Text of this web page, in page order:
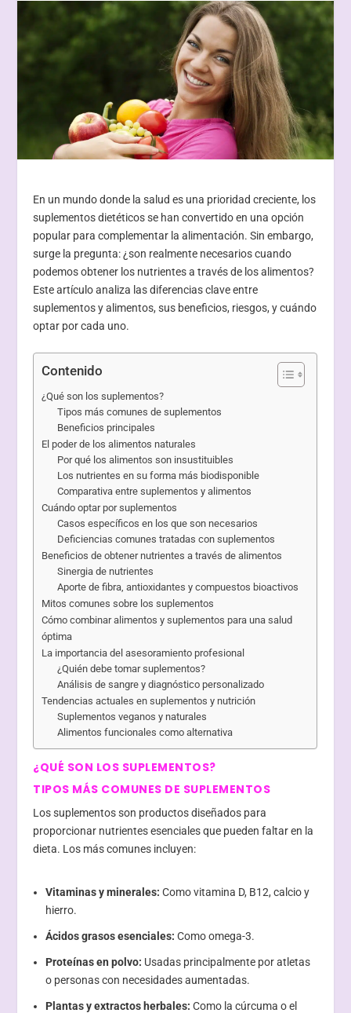
En un mundo donde la salud es una prioridad creciente, los
suplementos dietéticos se han convertido en una opción
popular para complementar la alimentación. Sin embargo,
surge la pregunta: ¿son realmente necesarios cuando
podemos obtener los nutrientes a través de los alimentos?
Este artículo analiza las diferencias clave entre
suplementos y alimentos, sus beneficios, riesgos, y cuándo
optar por cada uno.
Contenido
¿Qué son los suplementos?
Tipos más comunes de suplementos
Beneficios principales
El poder de los alimentos naturales
Por qué los alimentos son insustituibles
Los nutrientes en su forma más biodisponible
Comparativa entre suplementos y alimentos
Cuándo optar por suplementos
Casos específicos en los que son necesarios
Deficiencias comunes tratadas con suplementos
Beneficios de obtener nutrientes a través de alimentos
Sinergia de nutrientes
Aporte de fibra, antioxidantes y compuestos bioactivos
Mitos comunes sobre los suplementos
Cómo combinar alimentos y suplementos para una salud
óptima
La importancia del asesoramiento profesional
¿Quién debe tomar suplementos?
Análisis de sangre y diagnóstico personalizado
Tendencias actuales en suplementos y nutrición
Suplementos veganos y naturales
Alimentos funcionales como alternativa
¿QUÉ SON LOS SUPLEMENTOS?
TIPOS MÁS COMUNES DE SUPLEMENTOS
Los suplementos son productos diseñados para
proporcionar nutrientes esenciales que pueden faltar en la
dieta. Los más comunes incluyen:
Vitaminas y minerales: Como vitamina D, B12, calcio y
hierro.
Ácidos grasos esenciales: Como omega-3.
Proteínas en polvo: Usadas principalmente por atletas
o personas con necesidades aumentadas.
Plantas y extractos herbales: Como la cúrcuma o el